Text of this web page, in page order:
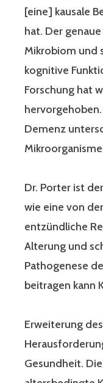
[eine] kausale
hat. Der
Mikrobiom und
kognitive
Forschung hat
Demenz
Dr. Porter ist
wie eine von
entzündliche
Alterung und
Pathogenese
beitragen kann
Erweiterung
Gesundheit.